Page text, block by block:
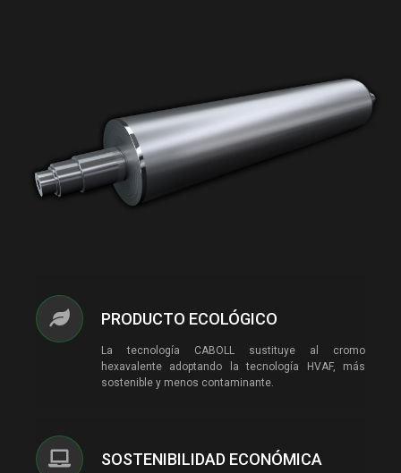
PRODUCTO ECOLÓGICO
La tecnología CABOLL sustituye al cromo
hexavalente adoptando la tecnología HVAF, más
sostenible y menos contaminante.
SOSTENIBILIDAD ECONÓMICA